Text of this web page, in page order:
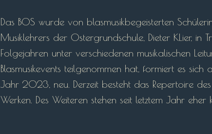
Das BOS wurde von blasmusikbegeisterten
Musiklehrers der Ostergrundschule, Dieter KLier,
Folgejahren unter verschiedenen musikalischen
Blasmusikevents teilgenommen hat, formiert es
Jahr 2023, neu. Derzeit besteht das Repertoire
Werken. Des Weiteren stehen seit letztem Jahr